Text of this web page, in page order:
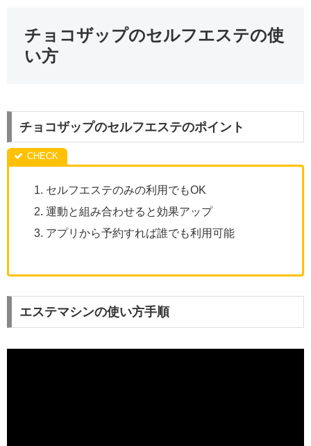
チョコザップのセルフエステの使
い方
チョコザップのセルフエステのポイント
セルフエステのみの利用でもOK
運動と組み合わせると効果アップ
アプリから予約すれば誰でも利用可能
エステマシンの使い方手順